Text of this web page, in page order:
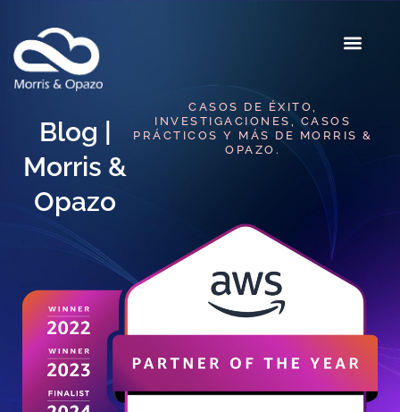
Blog |
Morris &
Opazo
CASOS DE ÉXITO,
INVESTIGACIONES, CASOS
PRÁCTICOS Y MÁS DE MORRIS &
OPAZO.